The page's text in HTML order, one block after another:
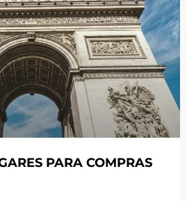
PARA COMPRAS